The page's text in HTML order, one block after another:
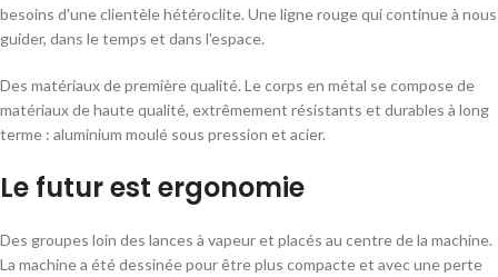
besoins d'une clientèle hétéroclite. Une ligne rouge qui continue à nous
guider, dans le temps et dans l'espace.
Des matériaux de première qualité. Le corps en métal se compose de
matériaux de haute qualité, extrêmement résistants et durables à long
terme : aluminium moulé sous pression et acier.
Le futur est ergonomie
Des groupes loin des lances à vapeur et placés au centre de la machine.
La machine a été dessinée pour être plus compacte et avec une perte